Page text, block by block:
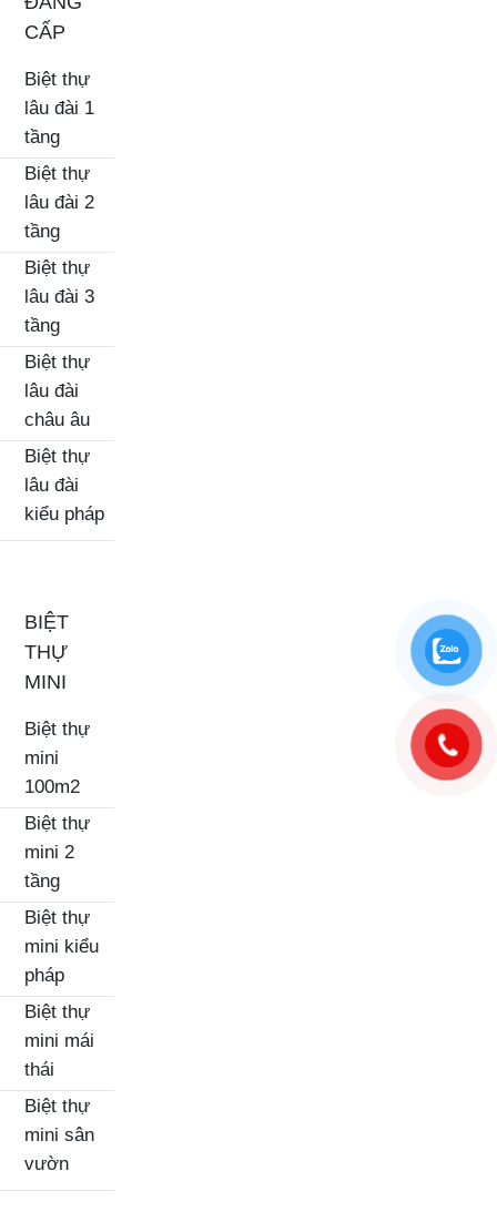
CẤP
Biệt thự
lâu đài 1
tầng
Biệt thự
lâu đài 2
tầng
Biệt thự
lâu đài 3
tầng
Biệt thự
lâu đài
châu âu
Biệt thự
lâu đài
kiểu pháp
BIỆT
THỰ
MINI
Biệt thự
mini
100m2
Biệt thự
mini 2
tầng
Biệt thự
mini kiểu
pháp
Biệt thự
mini mái
thái
Biệt thự
mini sân
vườn